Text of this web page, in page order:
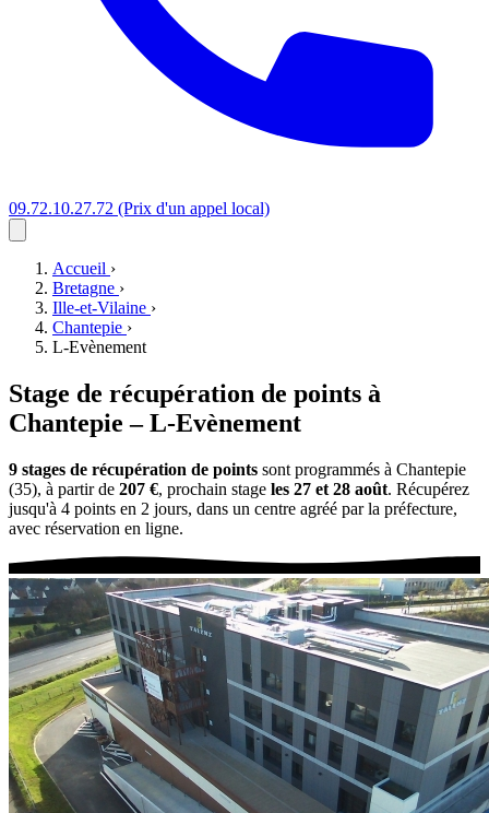
09.72.10.27.72 (Prix d'un appel local)
Accueil ›
Bretagne ›
Ille-et-Vilaine ›
Chantepie ›
L-Evènement
Stage de récupération de points à
Chantepie –L-Evènement
9 stages de récupération de points sont programmés à Chantepie
(35), à partir de 207 €, prochain stage les 27 et 28 août. Récupérez
jusqu'à 4 points en 2 jours, dans un centre agréé par la préfecture,
avec réservation en ligne.